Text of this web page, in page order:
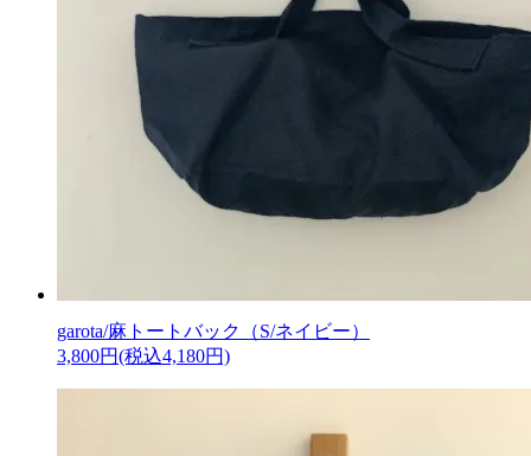
garota/麻トートバック（S/ネイビー）
3,800円(税込4,180円)